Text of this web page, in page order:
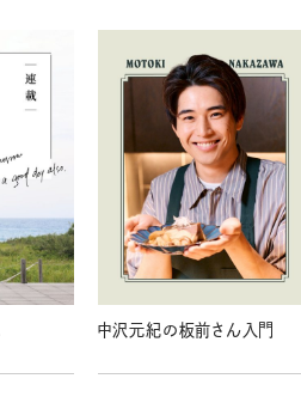
中沢元紀の板前さん入門